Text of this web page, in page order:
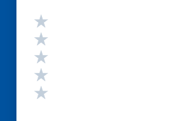
Valutazione